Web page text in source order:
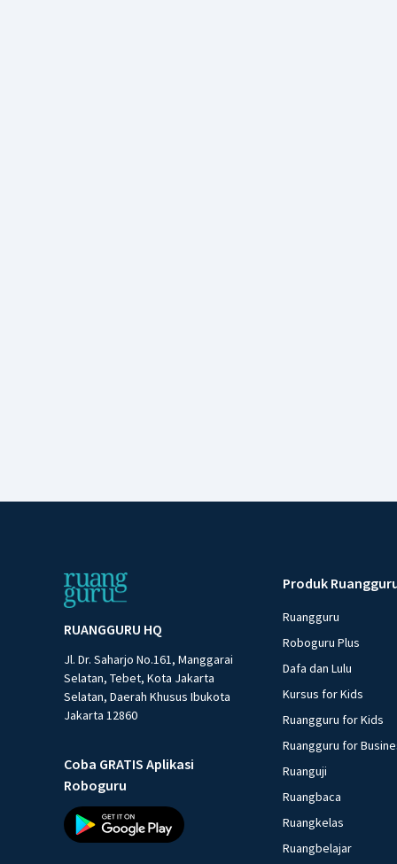
RUANGGURU HQ
Jl. Dr. Saharjo No.161, Manggarai
Selatan, Tebet, Kota Jakarta
Selatan, Daerah Khusus Ibukota
Jakarta 12860
Coba GRATIS Aplikasi
Roboguru
Produk
Ruangguru
Roboguru Plus
Dafa dan Lulu
Kursus for Kids
Ruangguru for Kids
Ruangguru for
Ruanguji
Ruangbaca
Ruangkelas
Ruangbelajar